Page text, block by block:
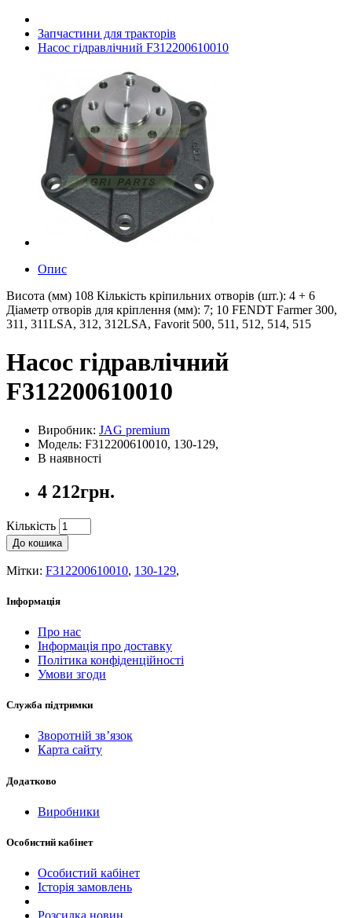
Запчастини для тракторів
Насос гідравлічний F312200610010
Опис
Висота (мм) 108 Кількість кріпильних отворів (шт.): 4 + 6
Діаметр отворів для кріплення (мм): 7; 10 FENDT Farmer 300,
311, 311LSA, 312, 312LSA, Favorit 500, 511, 512, 514, 515
Насос гідравлічний
F312200610010
Виробник: JAG premium
Модель: F312200610010, 130-129,
В наявності
4 212грн.
Кількість
До кошика
Мітки: F312200610010, 130-129,
Інформація
Про нас
Інформація про доставку
Політика конфіденційності
Умови згоди
Служба підтримки
Зворотній зв’язок
Карта сайту
Додатково
Виробники
Особистий кабінет
Особистий кабінет
Історія замовлень
Розсилка новин